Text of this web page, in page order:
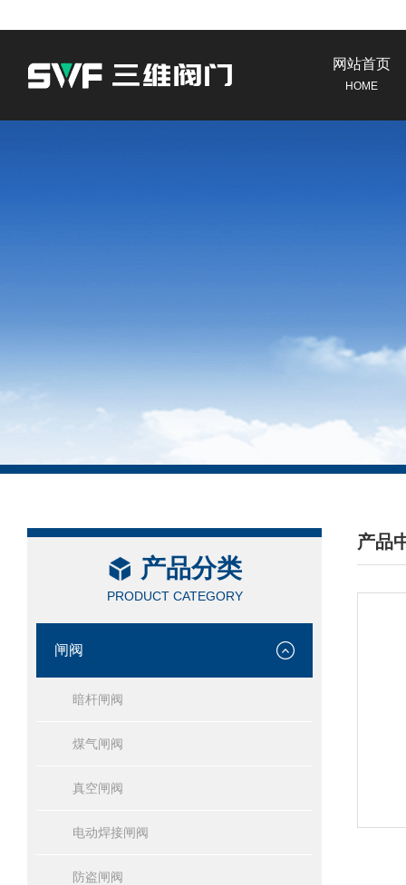
网站首页
HOME
产品分类
PRODUCT CATEGORY
闸阀
暗杆闸阀
煤气闸阀
真空闸阀
电动焊接闸阀
防盗闸阀
产品
/